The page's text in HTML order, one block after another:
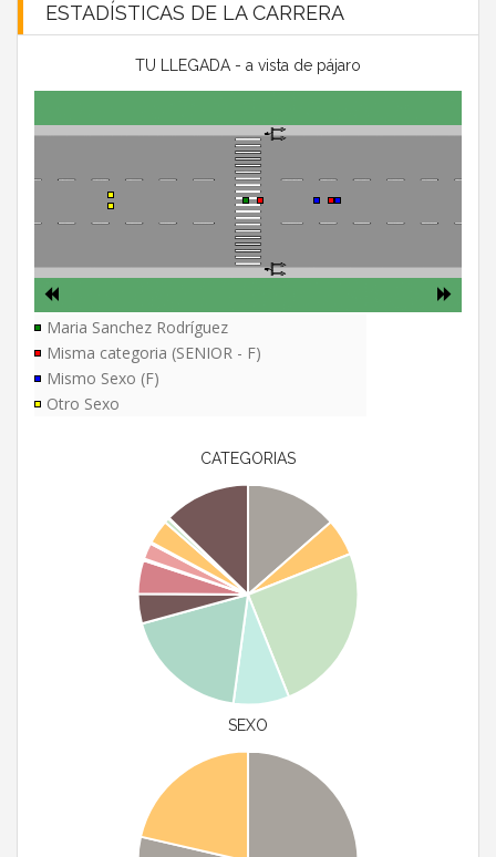
ESTADÍSTICAS DE LA CARRERA
TU LLEGADA - a vista de pájaro
Maria Sanchez Rodríguez
Misma categoria (SENIOR - F)
Mismo Sexo (F)
Otro Sexo
CATEGORIAS
SEXO